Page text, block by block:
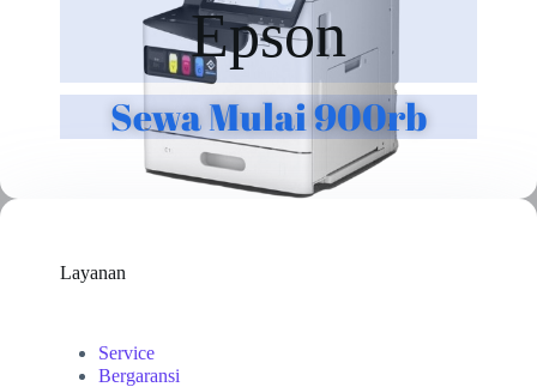
Epson
Sewa Mulai 900rb
Layanan
Service
Bergaransi